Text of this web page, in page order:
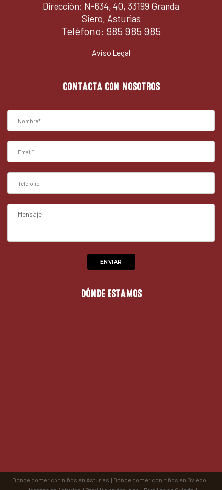
Dirección: N-634, 40, 33199 Granda
Siero, Asturias
Teléfono: 985 985 985
Aviso Legal
CONTACTA CON NOSOTROS
DÓNDE ESTAMOS
Dónde comer con niños en Asturias | Dónde comer con niños en Oviedo |